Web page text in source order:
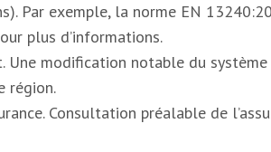
Par exemple, la norme EN
plus d’informations.
Une modification notable du
région.
Consultation préalable de